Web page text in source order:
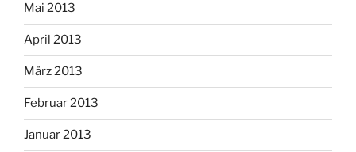
Mai 2013
April 2013
März 2013
Februar 2013
Januar 2013